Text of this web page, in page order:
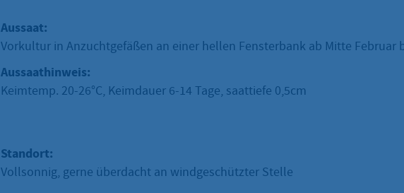
Aussaat:
Vorkultur in Anzuchtgefäßen an einer hellen Fensterbank ab Mitte Februar
Aussaathinweis:
Keimtemp. 20-26°C, Keimdauer 6-14 Tage, saattiefe 0,5cm
Standort:
Vollsonnig, gerne überdacht an windgeschützter Stelle